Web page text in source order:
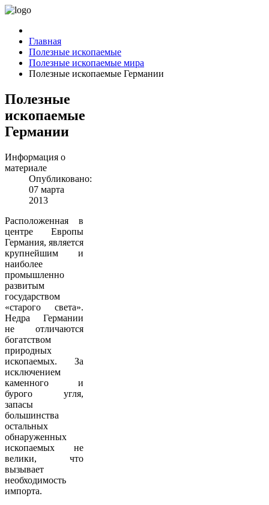
Главная
Полезные ископаемые
Полезные ископаемые мира
Полезные ископаемые Германии
Полезные
ископаемые
Германии
Информация о
материале
Опубликовано:
07 марта
2013
Расположенная в
центре Европы
Германия, является
крупнейшим и
наиболее
промышленно
развитым
государством
«старого света».
Недра Германии
не отличаются
богатством
природных
ископаемых. За
исключением
каменного и
бурого угля,
запасы
большинства
остальных
обнаруженных
ископаемых не
велики, что
вызывает
необходимость
импорта.